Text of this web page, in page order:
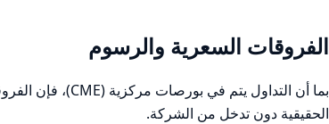
الفروقات السعرية والرسوم
الحقيقية دون تدخل من الشركة.